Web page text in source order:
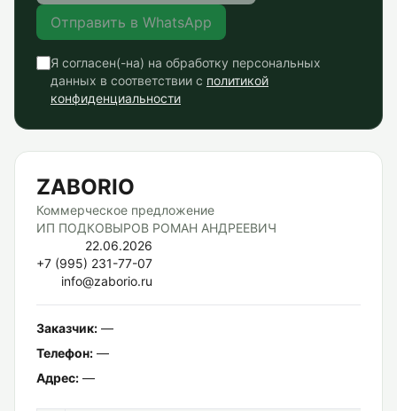
Отправить в WhatsApp
Я согласен(-на) на обработку персональных
данных в соответствии с политикой
конфиденциальности
ZABORIO
Коммерческое предложение
ИП ПОДКОВЫРОВ РОМАН АНДРЕЕВИЧ
22.06.2026
+7 (995) 231-77-07
info@zaborio.ru
Заказчик: —
Телефон: —
Адрес: —